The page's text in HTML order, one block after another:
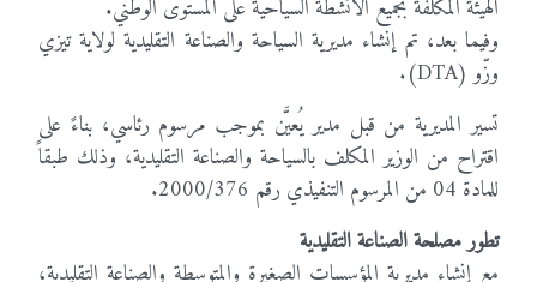
الهيئة المكلفة بجميع الأنشطة السياحية على المستوى الوطني.
وفيما بعد، تم إنشاء مديرية السياحة والصناعة التقليدية لولاية تيزي
وزّو (DTA).
تسير المديرية من قبل مدير يُعيَّن بموجب مرسوم رئاسي، بناءً على
اقتراح من الوزير المكلف بالسياحة والصناعة التقليدية، وذلك طبقاً
للمادة 04 من المرسوم التنفيذي رقم 2000/376.
تطور مصلحة الصناعة التقليدية
مع إنشاء مديرية المؤسسات الصغيرة والمتوسطة والصناعة التقليدية،